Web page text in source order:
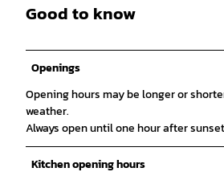
Good to know
Openings
Opening hours may be longer or
weather.
Always open until one hour after
Kitchen opening hours